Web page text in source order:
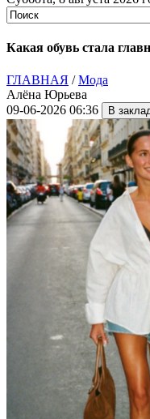
Какая обувь стала
ГЛАВНАЯ /Мода
Алёна Юрьева
09-06-2026 06:36